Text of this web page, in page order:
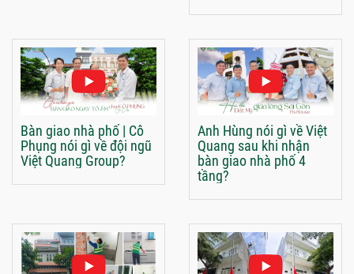
Bàn giao nhà phố | Cô
Phụng nói gì về đội ngũ
Việt Quang Group?
Anh Hùng nói gì về Việt
Quang sau khi nhận
bàn giao nhà phố 4
tầng?